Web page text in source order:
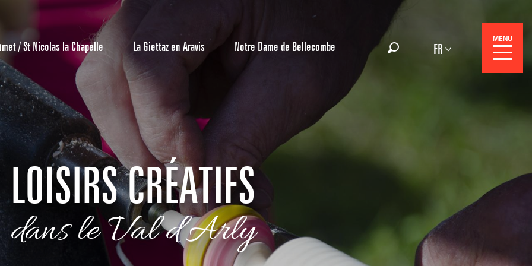
Centrale de Réservation
/ St Nicolas la Chapelle La Giettaz en Aravis Notre Dame de Bellecombe
Recherche
FR
MENU
LOISIRS CRÉATIFS
dans le Val d'Arly